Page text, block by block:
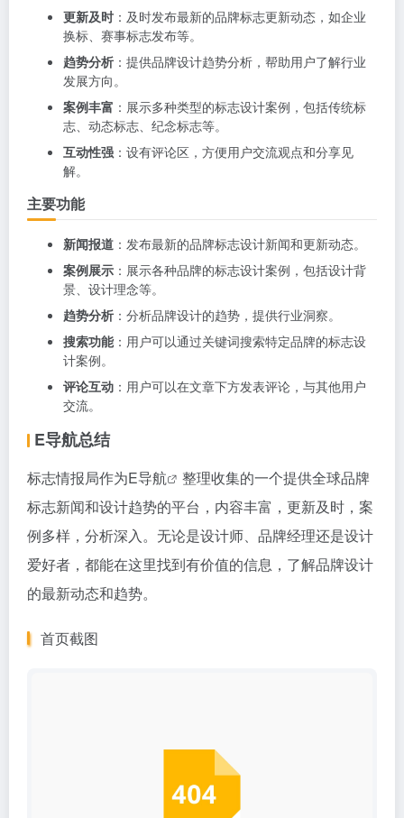
更新及时 ：及时发布最新的品牌标志更新动态，如企业
换标、赛事标志发布等。
趋势分析 ：提供品牌设计趋势分析，帮助用户了解行业
发展方向。
案例丰富 ：展示多种类型的标志设计案例，包括传统标
志、动态标志、纪念标志等。
互动性强 ：设有评论区，方便用户交流观点和分享见
解。
主要功能
新闻报道 ：发布最新的品牌标志设计新闻和更新动态。
案例展示 ：展示各种品牌的标志设计案例，包括设计背
景、设计理念等。
趋势分析 ：分析品牌设计的趋势，提供行业洞察。
搜索功能：用户可以通过关键词搜索特定品牌的标志设
计案例。
评论互动 ：用户可以在文章下方发表评论，与其他用户
交流。
E导航总结
标志情报局作为E导航
整理收集的一个提供全球品牌
标志新闻和设计趋势的平台，内容丰富，更新及时，案
例多样，分析深入。无论是设计师、品牌经理还是设计
爱好者，都能在这里找到有价值的信息，了解品牌设计
的最新动态和趋势。
首页截图